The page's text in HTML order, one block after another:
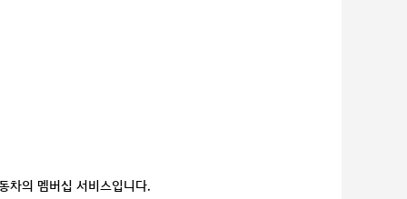
차의 멤버십 서비스입니다.